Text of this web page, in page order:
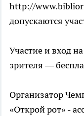
http://
допускаются
Участие и вход
зрителя —
Организатор
«Открой рот» -